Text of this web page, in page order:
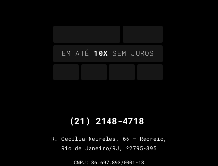
EM ATÉ 10X SEM JUROS
(21) 2148-4718
R. Cecília Meireles, 66 – Recreio,
Rio de Janeiro/RJ, 22795-395
CNPJ: 36.697.893/0001-13